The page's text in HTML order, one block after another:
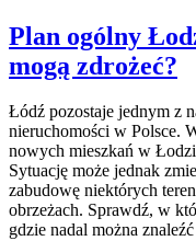
Plan ogólny
mogą zdrożeć?
Łódź pozostaje jednym z
nieruchomości w Polsce.
nowych mieszkań w
Sytuację może jednak
zabudowę niektórych
obrzeżach. Sprawdź, w
gdzie nadal można